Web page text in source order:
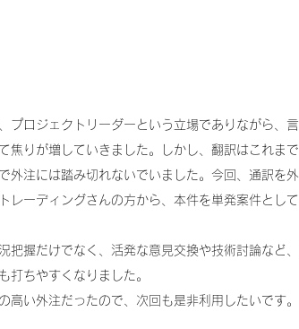
プロジェクトリーダーという立場でありながら、
焦りが増していきました。しかし、翻訳はこれま
外注には踏み切れないでいました。今回、通訳を
レーディングさんの方から、本件を単発案件とし
把握だけでなく、活発な意見交換や技術討論など
打ちやすくなりました。
高い外注だったので、次回も是非利用したいです。